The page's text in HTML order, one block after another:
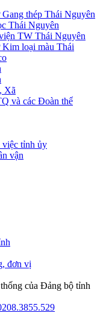
thép Thái Nguyên
Thái Nguyên
TW Thái Nguyên
loại màu Thái
Xã
và các Đoàn thể
việc tỉnh ủy
vận
đơn vị
của Đảng bộ tỉnh